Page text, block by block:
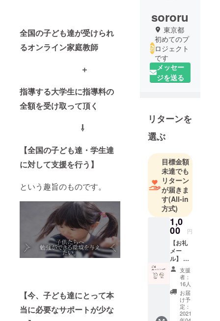
全国の子ども達が受けられ
るオンライン家庭教師
＋
指導する大学生に指導料の
全額を受け取って頂く
⇩
【全国の子ども達・学生達
に対して支援を行う】
という趣旨のものです。
【今、子ども達にとって本
当に必要なサポートが少な
sororu
東京都
初めてのプ
ロジェクト
です
メッセー
ジを送る
リターンを
選ぶ
目標金額
未達でも
リターン
が届きま
す(All-in
方式)
1,0
00 円
【お礼
メー
ル】 ■
内容 ご
支援者
様へお
礼の
メール
■詳細
・お1人
支援
者：
16人
お届
け予
定：
2021